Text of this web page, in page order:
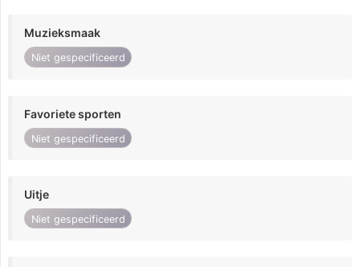
Muzieksmaak
Niet gespecificeerd
Favoriete sporten
Niet gespecificeerd
Uitje
Niet gespecificeerd